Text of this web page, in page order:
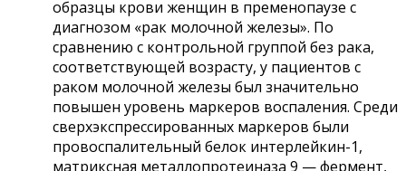
образцы крови женщин в пременопаузе с
диагнозом «рак молочной железы». По
сравнению с контрольной группой без рака,
соответствующей возрасту, у пациентов с
раком молочной железы был значительно
повышен уровень маркеров воспаления. Среди
сверхэкспрессированных маркеров были
провоспалительный белок интерлейкин-1,
матриксная металлопротеиназа 9 — фермент,